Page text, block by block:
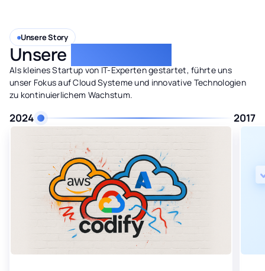
Unsere Story
Unsere
Als kleines Startup von IT-Experten gestartet, führte uns
unser Fokus auf Cloud Systeme und innovative Technologien
zu kontinuierlichem Wachstum.
2024 2017